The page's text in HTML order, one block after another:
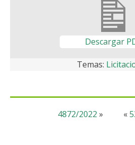
Descargar
Temas:
«
4872/2022 »